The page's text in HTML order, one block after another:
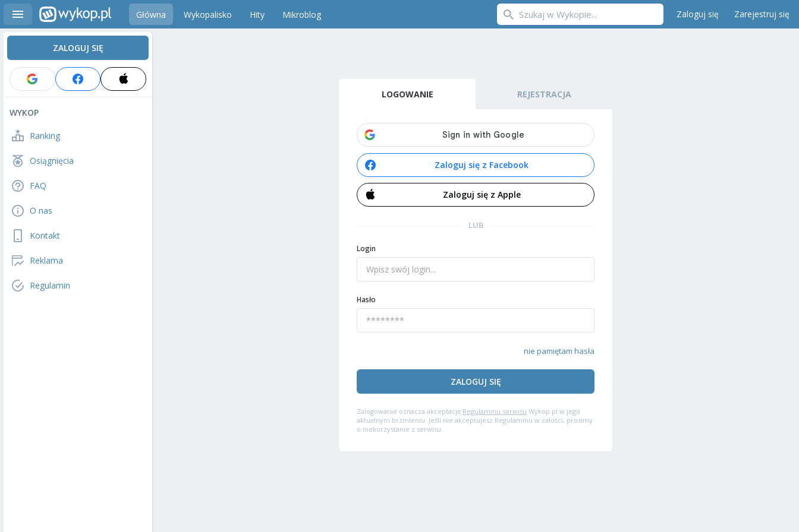
Główna Wykopalisko Hity Mikroblog Zaloguj się Zarejestruj się
ZALOGUJ SIĘ
WYKOP
Ranking
Osiągnięcia
FAQ
O nas
Kontakt
Reklama
Regulamin
LOGOWANIE REJESTRACJA
Zaloguj się z Facebook
Zaloguj się z Apple
LUB
Login
Hasło
nie pamiętam hasła
ZALOGUJ SIĘ
Zalogowanie oznacza akceptację Regulaminu serwisu Wykop.pl w jego
aktualnym brzmieniu. Jeśli nie akceptujesz Regulaminu w całości, prosimy
o niekorzystanie z serwisu.